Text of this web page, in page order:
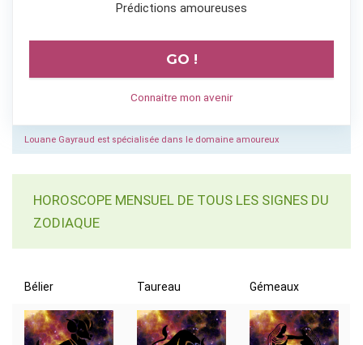
Prédictions amoureuses
GO !
Connaitre mon avenir
Louane Gayraud est spécialisée dans le domaine amoureux
HOROSCOPE MENSUEL DE TOUS LES SIGNES DU
ZODIAQUE
Bélier Taureau Gémeaux